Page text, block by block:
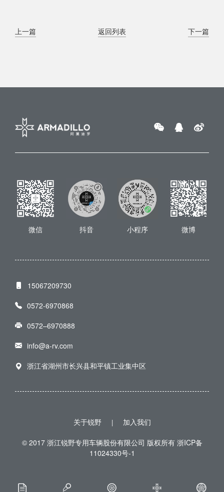
上一篇 返回列表 下一篇
微信 抖音 小程序 微博
15067209730
0572-6970868
0572–6970888
info@a-rv.com
浙江省湖州市长兴县和平镇工业集中区
关于锐野 | 加入我们
© 2017 浙江锐野专用车辆股份有限公司 版权所有 浙ICP备
11024330号-1